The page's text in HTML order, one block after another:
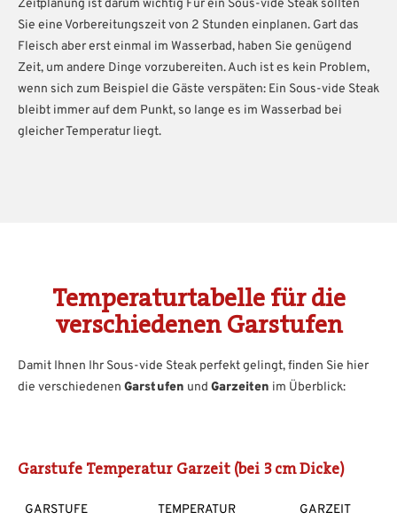
Zeitplanung ist darum wichtig Für ein Sous-vide Steak sollten
Sie eine Vorbereitungszeit von 2 Stunden einplanen. Gart das
Fleisch aber erst einmal im Wasserbad, haben Sie genügend
Zeit, um andere Dinge vorzubereiten. Auch ist es kein Problem,
wenn sich zum Beispiel die Gäste verspäten: Ein Sous-vide Steak
bleibt immer auf dem Punkt, so lange es im Wasserbad bei
gleicher Temperatur liegt.
Temperaturtabelle für die
verschiedenen Garstufen
Damit Ihnen Ihr Sous-vide Steak perfekt gelingt, finden Sie hier
die verschiedenen Garstufen und Garzeiten im Überblick:
Garstufe Temperatur Garzeit (bei 3 cm Dicke)
GARSTUFE TEMPERATUR GARZEIT